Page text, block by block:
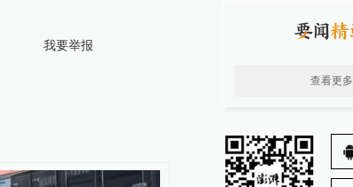
我要举报
查看更多